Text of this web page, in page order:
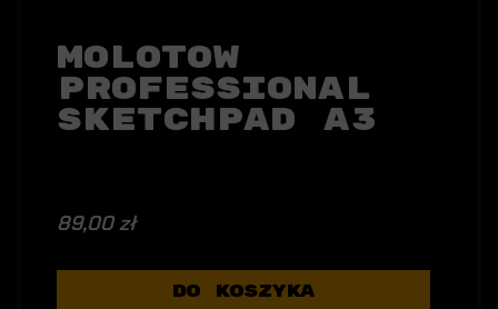
Molotow
Professional
Sketchpad A3
89,00 zł
DO KOSZYKA